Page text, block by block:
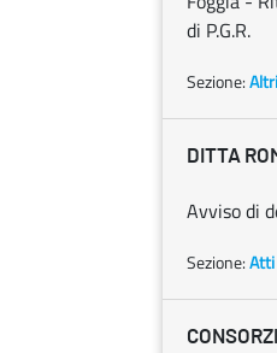
di P.G.R.
Sezione:
DITTA
Avviso di
Sezione:Atti